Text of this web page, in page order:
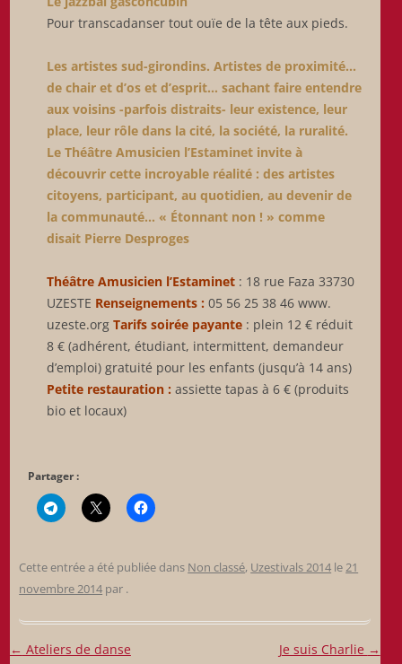
Pour transcadanser tout ouïe de la tête aux pieds.
Les artistes sud-girondins. Artistes de proximité…
de chair et d’os et d’esprit… sachant faire entendre
aux voisins -parfois distraits- leur existence, leur
place, leur rôle dans la cité, la société, la ruralité.
Le Théâtre Amusicien l’Estaminet invite à
découvrir cette incroyable réalité : des artistes
citoyens, participant, au quotidien, au devenir de
la communauté… « Étonnant non ! » comme
disait Pierre Desproges
Théâtre Amusicien l’Estaminet: 18 rue Faza 33730
UZESTE Renseignements : 05 56 25 38 46 www.
uzeste.org Tarifs soirée payante: plein 12 € réduit
8 € (adhérent, étudiant, intermittent, demandeur
d’emploi) gratuité pour les enfants (jusqu’à 14 ans)
Petite restauration : assiette tapas à 6 € (produits
bio et locaux)
Partager :
Cette entrée a été publiée dans Non classé, Uzestivals 2014 le21
novembre 2014 par .
Navigation
← Ateliers de danse
Je suis Charlie →